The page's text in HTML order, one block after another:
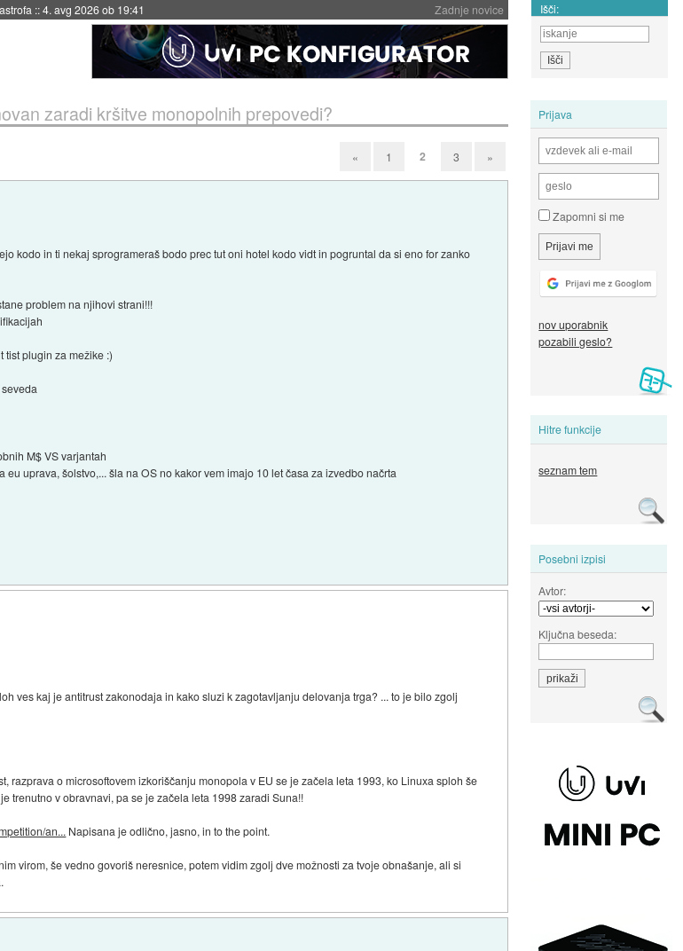
Zadnje novice
::4. avg 2026 ob 19:41 Išči:
Prijava
Zapomni si me
nov uporabnik
pozabili geslo?
Hitre funkcije
seznam tem
Posebni izpisi
Avtor:
Ključna beseda:
zaradi kršitve monopolnih prepovedi?
« 1 2 3 »
kodo in ti nekaj sprogrameraš bodo prec tut oni hotel kodo vidt in pogruntal da si eno for zanko
problem na njihovi strani!!!
tist plugin za mežike :)
M$ VS varjantah
uprava, šolstvo,... šla na OS no kakor vem imajo 10 let časa za izvedbo načrta
ves kaj je antitrust zakonodaja in kako sluzi k zagotavljanju delovanja trga? ... to je bilo zgolj
razprava o microsoftovem izkoriščanju monopola v EU se je začela leta 1993, ko Linuxa sploh še
trenutno v obravnavi, pa se je začela leta 1998 zaradi Suna!!
an... Napisana je odlično, jasno, in to the point.
virom, še vedno govoriš neresnice, potem vidim zgolj dve možnosti za tvoje obnašanje, ali si